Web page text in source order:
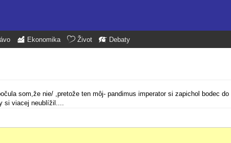
Ekonomika Život Debaty
som,že nie/ ,pretože ten môj- pandimus imperator si zapichol bodec
si viacej neublížil....